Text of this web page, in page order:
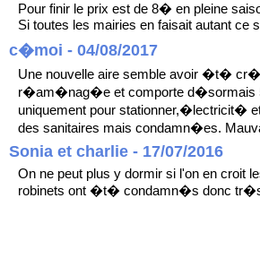
Pour finir le prix est de 8� en pleine
Si toutes les mairies en faisait autant ce
c�moi - 04/08/2017
Une nouvelle aire semble avoir �t�
r�am�nag�e et comporte d�sormais
uniquement pour stationner,�lectricit�
des sanitaires mais condamn�es.
Sonia et charlie - 17/07/2016
On ne peut plus y dormir si l'on en croit
robinets ont �t� condamn�s donc